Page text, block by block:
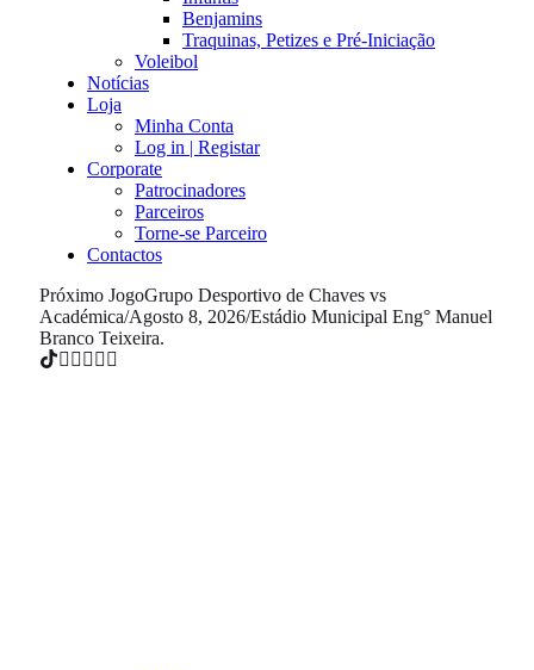
Benjamins
Traquinas, Petizes e Pré-Iniciação
Voleibol
Notícias
Loja
Minha Conta
Log in | Registar
Corporate
Patrocinadores
Parceiros
Torne-se Parceiro
Contactos
Próximo JogoGrupo Desportivo de Chaves vs
Académica/Agosto 8, 2026/Estádio Municipal Eng° Manuel
Branco Teixeira.